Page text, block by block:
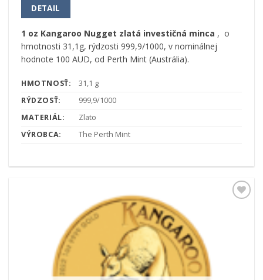
DETAIL
1 oz Kangaroo Nugget zlatá investičná minca , o
hmotnosti 31,1g, rýdzosti 999,9/1000, v nominálnej
hodnote 100 AUD, od Perth Mint (Austrália).
HMOTNOSŤ:
31,1 g
RÝDZOSŤ:
999,9/1000
MATERIÁL:
Zlato
VÝROBCA:
The Perth Mint